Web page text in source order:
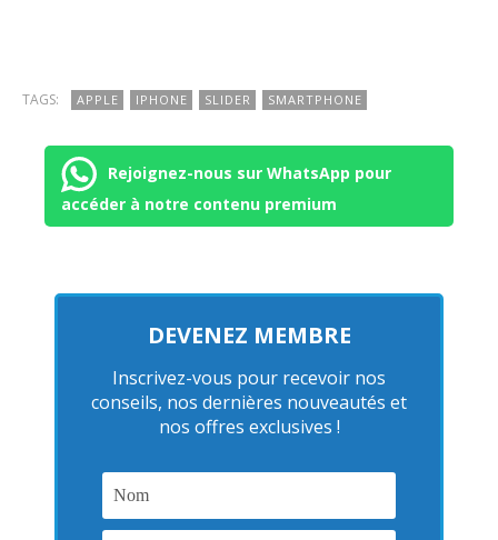
TAGS: APPLE IPHONE SLIDER SMARTPHONE
Rejoignez-nous sur WhatsApp pour
accéder à notre contenu premium
DEVENEZ MEMBRE
Inscrivez-vous pour recevoir nos
conseils, nos dernières nouveautés et
nos offres exclusives !